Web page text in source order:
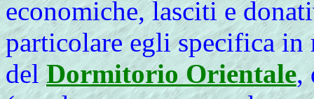
economiche, lasciti e
particolare egli specifica
delDormitorio Orientale,